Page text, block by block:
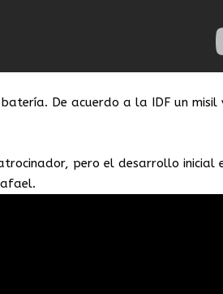
De acuerdo a la IDF un misil
pero el desarrollo inicial